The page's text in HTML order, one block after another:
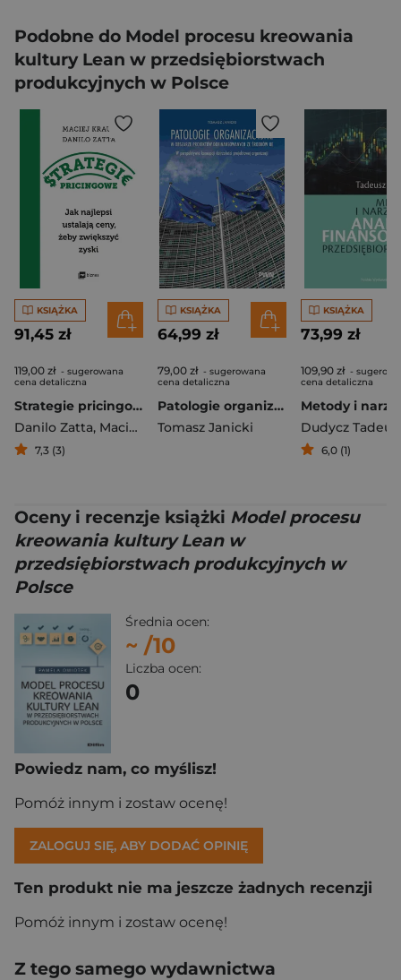
Podobne do Model procesu kreowania
kultury Lean w przedsiębiorstwach
produkcyjnych w Polsce
KSIĄŻKA
91,45 zł
119,00 zł - sugerowana
cena detaliczna
Strategie pricingowe. Jak najlepsi ustalają ceny, żeby zwiększyć zyski
Danilo Zatta, Maciej Kraus
7,3 (3)
KSIĄŻKA
64,99 zł
79,00 zł - sugerowana
cena detaliczna
Patologie organizacyjne w obszarze projektów dofinansowanych ze środków UE W perspektywie koncepcji dojrzałości projektowej organizacji
Tomasz Janicki
KSIĄŻKA
73,99 zł
109,90 zł -
cena detaliczna
Dudycz
6,0 (1)
Oceny i recenzje książki Model procesu
kreowania kultury Lean w
przedsiębiorstwach produkcyjnych w
Polsce
Średnia ocen:
~ /10
Liczba ocen:
0
Powiedz nam, co myślisz!
Pomóż innym i zostaw ocenę!
ZALOGUJ SIĘ, ABY DODAĆ OPINIĘ
Ten produkt nie ma jeszcze żadnych recenzji
Pomóż innym i zostaw ocenę!
Z tego samego wydawnictwa